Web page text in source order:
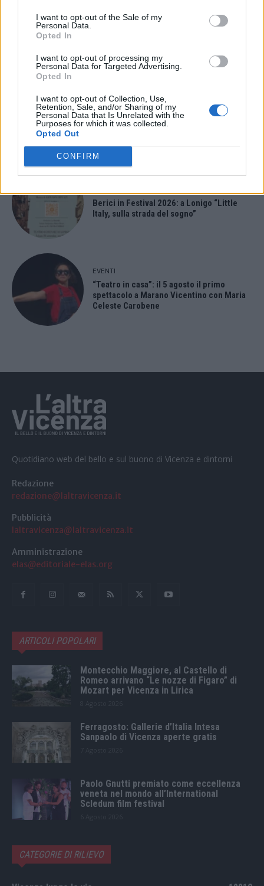
I want to opt-out of the Sale of my
Personal Data.
Opted In
I want to opt-out of processing my
Personal Data for Targeted Advertising.
Opted In
I want to opt-out of Collection, Use,
Retention, Sale, and/or Sharing of my
Personal Data that Is Unrelated with the
Purposes for which it was collected.
Opted Out
CONFIRM
EVENTI
EVENTI
Paolo Gnutti premiato come eccellenza
veneta nel mondo all’International
Berici in Festival 2026: a Lonigo “Little
Italy, sulla strada del sogno”
EVENTI
“Teatro in casa”: il 5 agosto il primo
spettacolo a Marano Vicentino con Maria
Celeste Carobene
Quotidiano web del bello e sul buono di Vicenza e dintorni
Redazione
redazione@laltravicenza.it
Pubblicità
laltravicenza@laltravicenza.it
Amministrazione
elas@editoriale-elas.org
ARTICOLI POPOLARI
Montecchio Maggiore, al Castello di
Romeo arrivano “Le nozze di Figaro” di
Mozart per Vicenza in Lirica
Ferragosto: Gallerie d’Italia Intesa
Sanpaolo di Vicenza aperte gratis
Paolo Gnutti premiato come eccellenza
veneta nel mondo all’International
Scledum film festival
CATEGORIE DI RILIEVO